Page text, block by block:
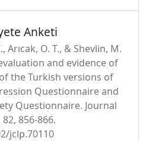
Anketi
Arıcak, O. T., & Shevlin, M.
and evidence of
the Turkish versions of
Questionnaire and
Questionnaire. Journal
856-866.
jclp.70110